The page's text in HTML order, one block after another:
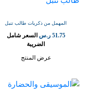
المهمل من ذكريات طالب تنبل
51.75 ر.س السعر شامل
الضريبة
عرض المنتج